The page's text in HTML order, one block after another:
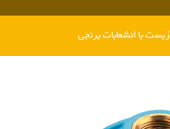
با انشعابات برنجی